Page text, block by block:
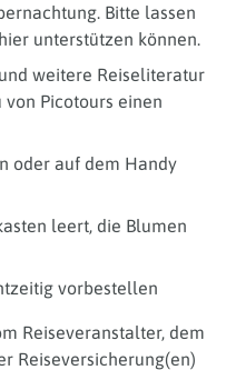
Bitte lassen
unterstützen können.
weitere Reiseliteratur
Picotours einen
oder auf dem Handy
leert, die Blumen
vorbestellen
Reiseveranstalter, dem
Reiseversicherung(en)